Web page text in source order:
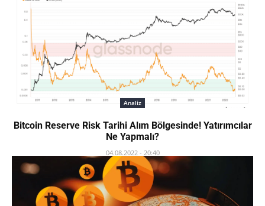
Analiz
Bitcoin Reserve Risk Tarihi Alım Bölgesinde! Yatırımcılar
Ne Yapmalı?
04.08.2022 - 20:40